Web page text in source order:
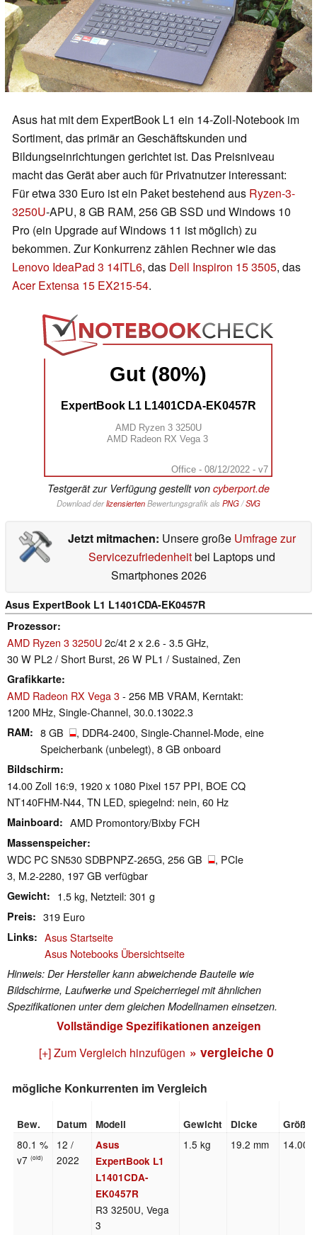
Asus hat mit dem ExpertBook L1 ein 14-Zoll-Notebook im
Sortiment, das primär an Geschäftskunden und
Bildungseinrichtungen gerichtet ist. Das Preisniveau
macht das Gerät aber auch für Privatnutzer interessant:
Für etwa 330 Euro ist ein Paket bestehend aus Ryzen-3-
3250U-APU, 8 GB RAM, 256 GB SSD und Windows 10
Pro (ein Upgrade auf Windows 11 ist möglich) zu
bekommen. Zur Konkurrenz zählen Rechner wie das
Lenovo IdeaPad 3 14ITL6, das Dell Inspiron 15 3505, das
Acer Extensa 15 EX215-54.
Gut (80%)
ExpertBook L1 L1401CDA-EK0457R
AMD Ryzen 3 3250U
AMD Radeon RX Vega 3
Office - 08/12/2022 - v7
Testgerät zur Verfügung gestellt von cyberport.de
Download derlizensiertenBewertungsgrafik als PNG/SVG
Jetzt mitmachen: Unsere große Umfrage zur
Servicezufriedenheitbei Laptops und
Smartphones 2026
Asus ExpertBook L1 L1401CDA-EK0457R
Prozessor
AMD Ryzen 3 3250U2c/4t 2 x 2.6 - 3.5 GHz,
30 W PL2 / Short Burst, 26 W PL1 / Sustained, Zen
Grafikkarte
AMD Radeon RX Vega 3- 256 MB VRAM, Kerntakt:
1200 MHz, Single-Channel, 30.0.13022.3
RAM 8 GB
, DDR4-2400, Single-Channel-Mode, eine
Speicherbank (unbelegt), 8 GB onboard
Bildschirm
14.00 Zoll 16:9, 1920 x 1080 Pixel 157 PPI, BOE CQ
NT140FHM-N44, TN LED, spiegelnd: nein, 60 Hz
Mainboard AMD Promontory/Bixby FCH
Massenspeicher
WDC PC SN530 SDBPNPZ-265G, 256 GB
, PCIe
3, M.2-2280, 197 GB verfügbar
Gewicht 1.5 kg, Netzteil: 301 g
Preis 319 Euro
Links
Asus Startseite
Asus Notebooks Übersichtseite
Hinweis: Der Hersteller kann abweichende Bauteile wie
Bildschirme, Laufwerke und Speicherriegel mit ähnlichen
Spezifikationen unter dem gleichen Modellnamen einsetzen.
Vollständige Spezifikationen anzeigen
[+] Zum Vergleich hinzufügen » vergleiche 0
mögliche Konkurrenten im Vergleich
Bew. Datum Modell Gewicht Dicke Größe
80.1 %
v7(old)
12 /
2022
Asus
ExpertBook L1
L1401CDA-
EK0457R
R3 3250U, Vega
3
1.5 kg 19.2 mm 14.00"